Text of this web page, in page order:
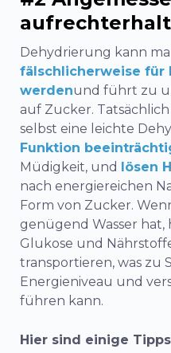
Dehydrierung kann
fälschlicherweise für
werdenund führt zu
auf Zucker.
selbst eine leichte
Funktion
Müdigkeit, und lösen
nach energiereichen
Form von Zucker.
genügend Wasser hat,
Glukose und
transportieren, was zu
Energieniveau und
führen kann.
Hier sind einige